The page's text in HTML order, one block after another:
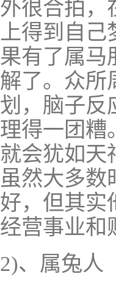
外很合拍，
上得到自己
果有了属马
解了。众所
划，脑子反
理得一团糟
就会犹如天
虽然大多数
好，但其实
经营事业和
2)、属兔人